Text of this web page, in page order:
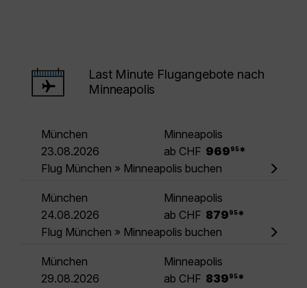
Last Minute Flugangebote nach
Minneapolis
München
Minneapolis
23.08.2026
ab CHF 969 95 *
Flug München » Minneapolis buchen
München
Minneapolis
24.08.2026
ab CHF 879 95 *
Flug München » Minneapolis buchen
München
Minneapolis
29.08.2026
ab CHF 839 95 *